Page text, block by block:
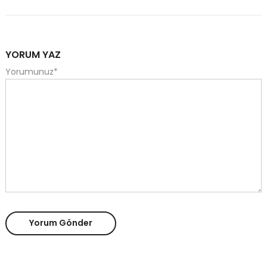
YORUM YAZ
Yorumunuz*
Yorum Gönder